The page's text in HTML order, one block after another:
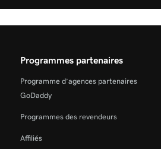
Programmes partenaires
Programme d’agences partenaires
GoDaddy
Programmes des revendeurs
Affiliés